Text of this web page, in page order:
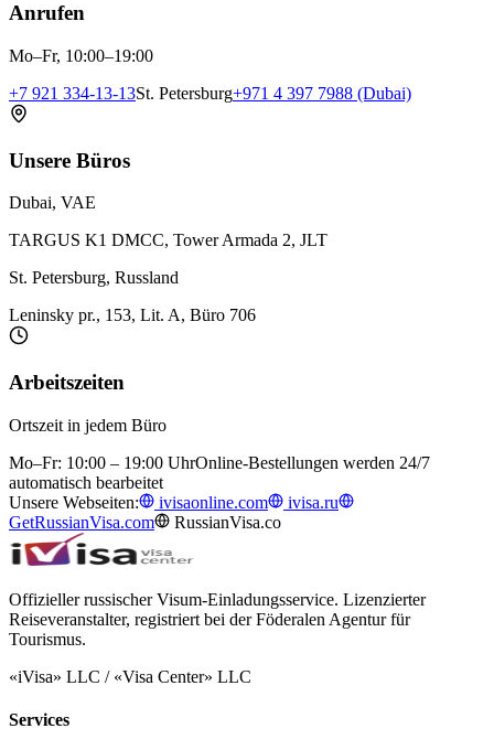
Anrufen
Mo–Fr, 10:00–19:00
+7 921 334-13-13St. Petersburg+971 4 397 7988 (Dubai)
Unsere Büros
Dubai, VAE
TARGUS K1 DMCC, Tower Armada 2, JLT
St. Petersburg, Russland
Leninsky pr., 153, Lit. A, Büro 706
Arbeitszeiten
Ortszeit in jedem Büro
Mo–Fr: 10:00 – 19:00 UhrOnline-Bestellungen werden 24/7
automatisch bearbeitet
Unsere Webseiten:
ivisaonline.com
ivisa.ru
GetRussianVisa.com
RussianVisa.co
Offizieller russischer Visum-Einladungsservice. Lizenzierter
Reiseveranstalter, registriert bei der Föderalen Agentur für
Tourismus.
«iVisa» LLC / «Visa Center» LLC
Services